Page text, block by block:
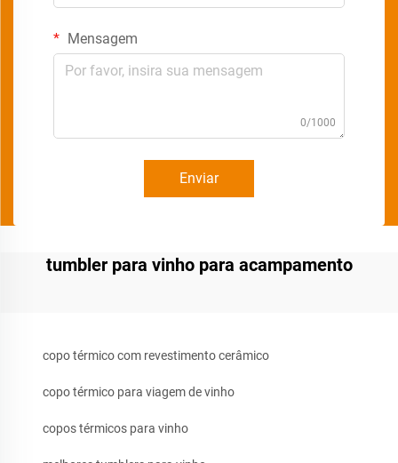
Mensagem
0/1000
Enviar
tumbler para vinho para acampamento
copo térmico com revestimento cerâmico
copo térmico para viagem de vinho
copos térmicos para vinho